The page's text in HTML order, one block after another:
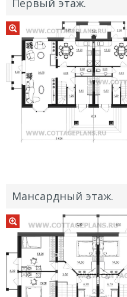
Первый этаж.
Мансардный этаж.